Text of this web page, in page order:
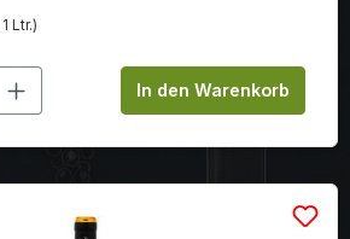
Ltr.)
Gib den
In den Warenkorb